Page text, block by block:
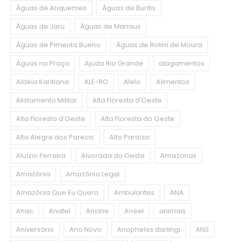
Águas de Ariquemes
Águas de Buritis
Águas de Jaru
Águas de Manaus
Águas de Pimenta Bueno
Águas de Rolim de Moura
Águas na Praça
Ajuda Rio Grande
alagamentos
Aldeia Karitiana
ALE-RO Alelo
Alimentos
Alistamento Militar
Alta Floresta d'Oeste
Alta Floresta d’Oeste
Alta Floresta do Oeste
Alto Alegre dos Parecis
Alto Paraíso
Aluízio Ferreira
Alvorada do Oeste
Amazonas
Amazônia
Amazônia Legal
Amazônia Que Eu Quero
Ambulantes
ANA
Anac
Anatel Ancine Aneel
animais
Aniversário
Ano Novo Anopheles darlingi
ANS